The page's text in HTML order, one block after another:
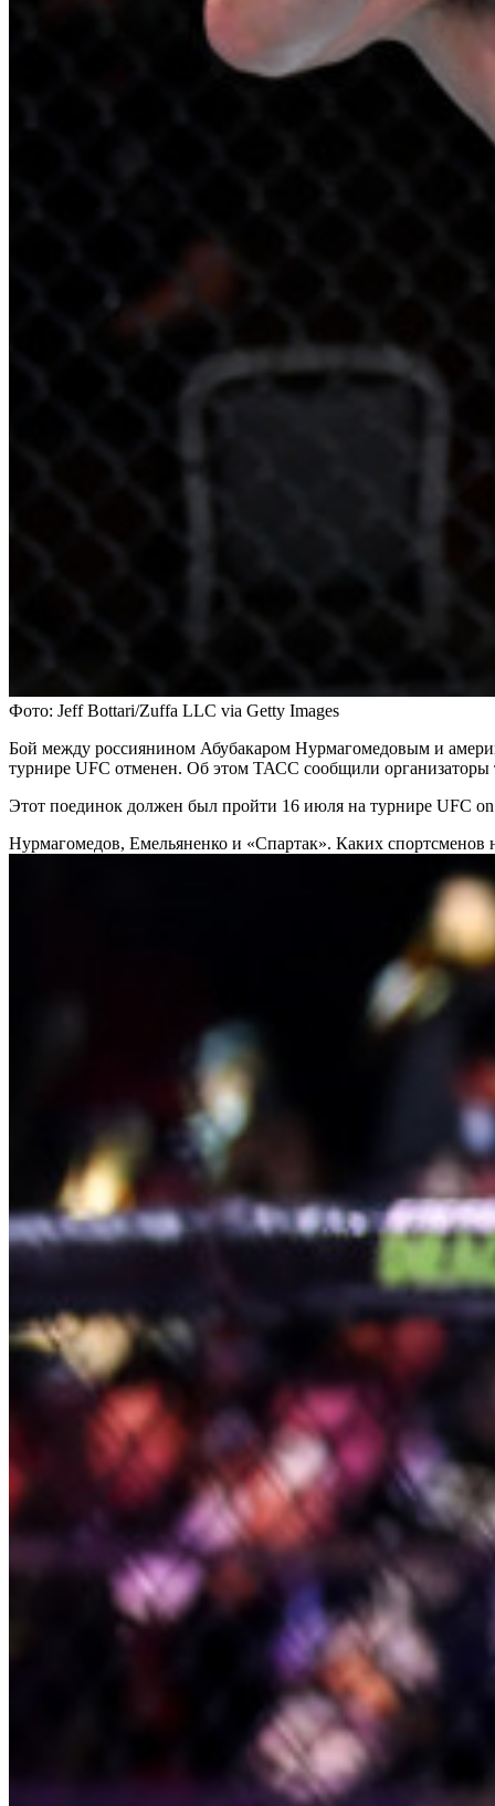
Фото: Jeff Bottari/Zuffa LLC via Getty Images
Бой между россиянином Абубакаром Нурмагомедовым и
турнире UFC отменен. Об этом ТАСС сообщили организаторы
Этот поединок должен был пройти 16 июля на турнире UFC
Нурмагомедов, Емельяненко и «Спартак». Каких